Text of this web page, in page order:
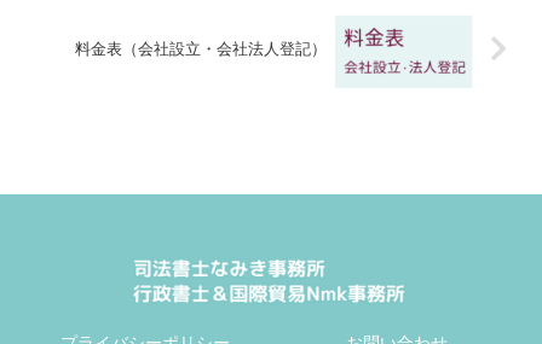
料金表（会社設立・会社法人登記）